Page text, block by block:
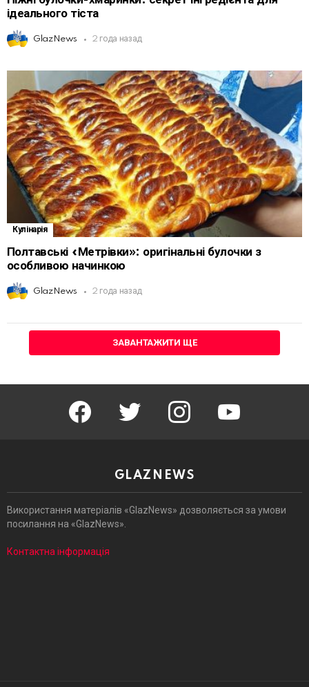
ідеального тіста
GlazNews 2 года назад
Кулінарія
Полтавські «Метрівки»: оригінальні булочки з
особливою начинкою
GlazNews 2 года назад
ЗАВАНТАЖИТИ ЩЕ
facebook twitter instagram youtube
GLAZNEWS
Використання матеріалів «GlazNews» дозволяється за умови
посилання на «GlazNews».
Контактна інформація